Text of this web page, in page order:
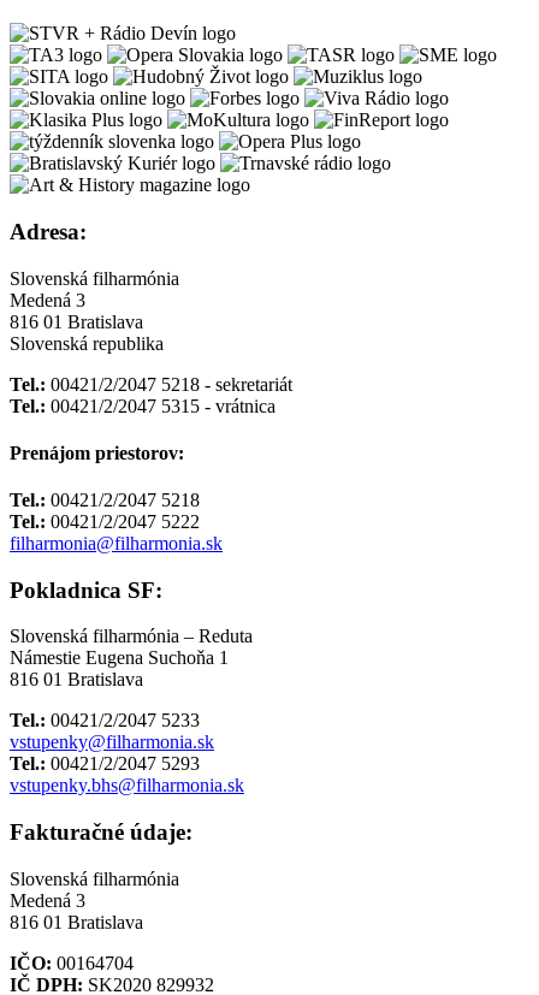
Adresa:
Slovenská filharmónia
Medená 3
816 01 Bratislava
Slovenská republika
Tel.: 00421/2/2047 5218 - sekretariát
Tel.: 00421/2/2047 5315 - vrátnica
Prenájom priestorov:
Tel.: 00421/2/2047 5218
Tel.: 00421/2/2047 5222
filharmonia@filharmonia.sk
Pokladnica SF:
Slovenská filharmónia – Reduta
Námestie Eugena Suchoňa 1
816 01 Bratislava
Tel.: 00421/2/2047 5233
vstupenky@filharmonia.sk
Tel.: 00421/2/2047 5293
vstupenky.bhs@filharmonia.sk
Fakturačné údaje:
Slovenská filharmónia
Medená 3
816 01 Bratislava
IČO: 00164704
IČ DPH: SK2020 829932